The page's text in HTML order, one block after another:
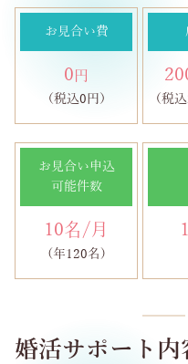
お見合い費
0 円
（税込0円） （税
お見合い申込
可能件数
10名/月
(年120名)
婚活サポート